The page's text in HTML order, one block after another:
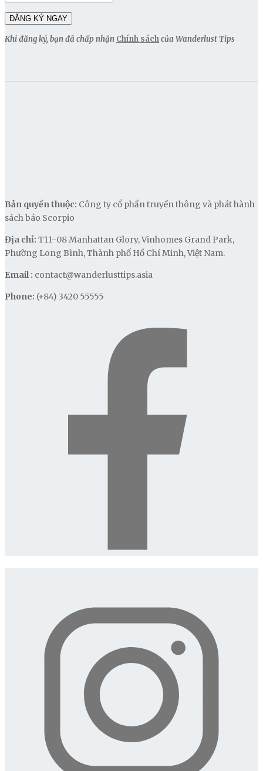
Khi đăng ký, bạn đã chấp nhận Chính sáchcủa Wanderlust Tips
Bản quyền thuộc: Công ty cổ phần truyền thông và phát hành
sách báo Scorpio
Địa chỉ: T11-08 Manhattan Glory, Vinhomes Grand Park,
Phường Long Bình, Thành phố Hồ Chí Minh, Việt Nam.
Email : contact@wanderlusttips.asia
Phone: (+84) 3420 55555